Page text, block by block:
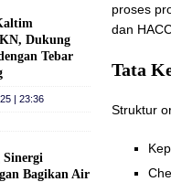
proses
dan
Tata
Struktur
Dukung
Tebar
| 23:36
Sinergi
Bagikan Air